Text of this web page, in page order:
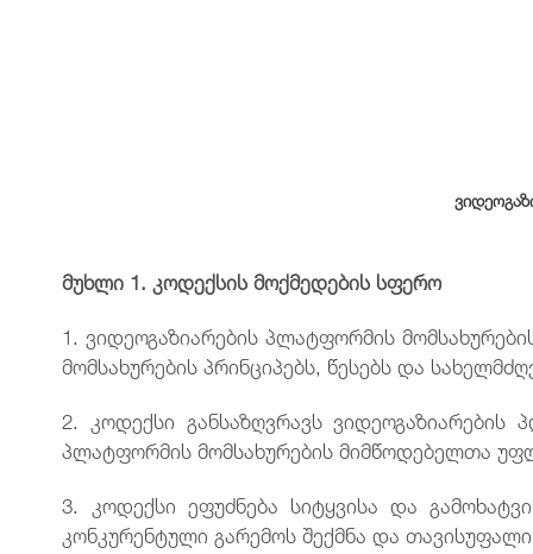
მუხლი1.კოდექსისმოქმედებისსფერო
1. ვიდეოგაზიარების პლატფორმის
მომსახურების პრინციპებს, წესებს და
2. კოდექსი განსაზღვრავს ვიდეოგაზიარების
პლატფორმის მომსახურების მიმწოდებელთა
3. კოდექსი ეფუძნება სიტყვისა და
კონკურენტული გარემოს შექმნა და